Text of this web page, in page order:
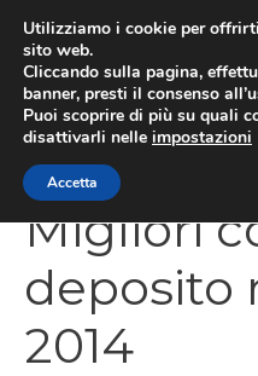
contenuto
Migliori
deposito
2014
Utilizziamo i cookie per
sito web.
Cliccando sulla pagina,
banner, presti il consenso
Puoi scoprire di più su quali
disattivarli nelle impostazioni
Accetta